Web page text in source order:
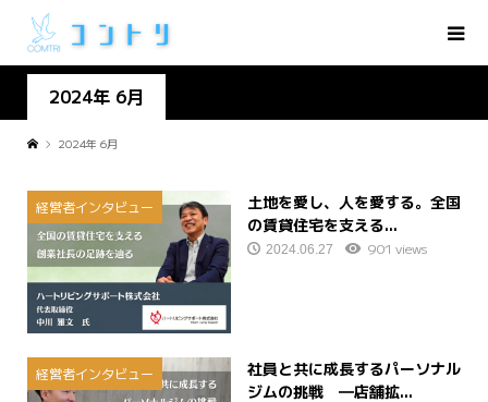
2024年 6月
2024年 6月
経営者インタビュー
土地を愛し、人を愛する。全国
の賃貸住宅を支える...
2024.06.27 901 views
経営者インタビュー
社員と共に成長するパーソナル
ジムの挑戦 ―店舗拡...